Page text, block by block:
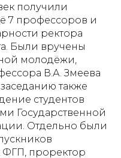
получили
7 профессоров и
ректора
Были вручены
молодёжи,
В.А. Змеева
также
студентов
Государственной
Отдельно были
ФГП, проректор